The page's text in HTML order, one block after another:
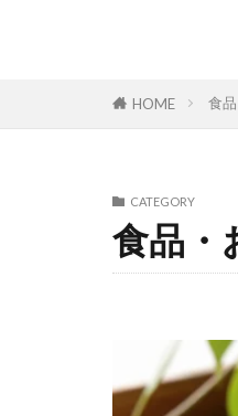
HOME 食
CATEGORY
食品・